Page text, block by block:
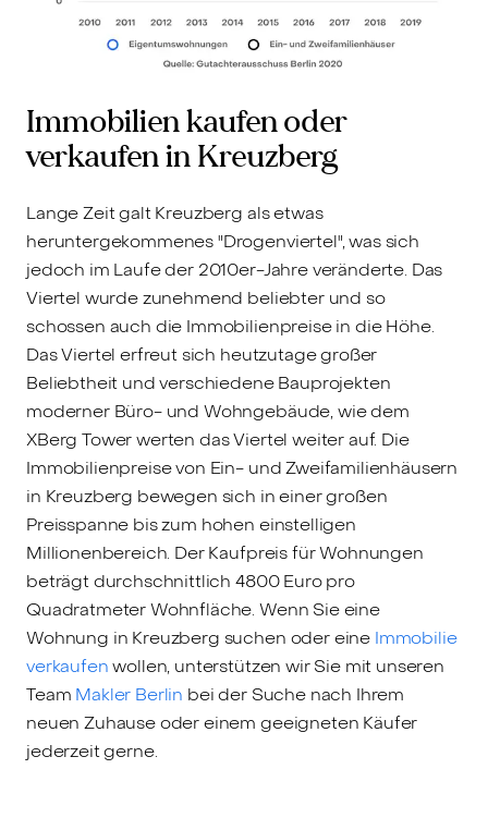
Immobilien kaufen oder
verkaufen in Kreuzberg
Lange Zeit galt Kreuzberg als etwas
heruntergekommenes "Drogenviertel", was sich
jedoch im Laufe der 2010er-Jahre veränderte. Das
Viertel wurde zunehmend beliebter und so
schossen auch die Immobilienpreise in die Höhe.
Das Viertel erfreut sich heutzutage großer
Beliebtheit und verschiedene Bauprojekten
moderner Büro- und Wohngebäude, wie dem
XBerg Tower werten das Viertel weiter auf. Die
Immobilienpreise von Ein- und Zweifamilienhäusern
in Kreuzberg bewegen sich in einer großen
Preisspanne bis zum hohen einstelligen
Millionenbereich. Der Kaufpreis für Wohnungen
beträgt durchschnittlich 4800 Euro pro
Quadratmeter Wohnfläche. Wenn Sie eine
Wohnung in Kreuzberg suchen oder eine Immobilie
verkaufenwollen, unterstützen wir Sie mit unseren
Team Makler Berlin bei der Suche nach Ihrem
neuen Zuhause oder einem geeigneten Käufer
jederzeit gerne.